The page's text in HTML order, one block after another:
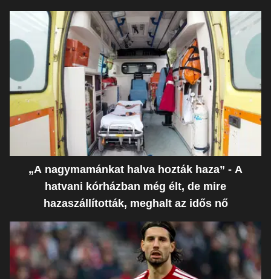
„A nagymamánkat halva hozták haza” - A
hatvani kórházban még élt, de mire
hazaszállították, meghalt az idős nő